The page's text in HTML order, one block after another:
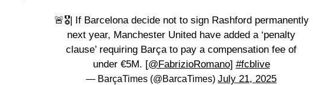
🚨🎖| If Barcelona decide not to sign Rashford permanently
next year, Manchester United have added a ‘penalty
clause’ requiring Barça to pay a compensation fee of
under €5M. [@FabrizioRomano] #fcblive
— BarçaTimes (@BarcaTimes) July 21, 2025